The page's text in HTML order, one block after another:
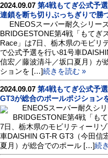
2024.09.07 第4戦もてぎ公式予
連鎖を断ち切りぶっちぎりで勝
ENEOSスーパー耐久シリー
BRIDGESTONE第4戦「もてぎ
Race」は7日、栃木県のモビリ
で公式予選を行い81号車
信宏／藤波清斗／坂口夏月）が
ションを […]続きを読む »
2024.09.07 第4戦もてぎ公式予
GT3が総合のポールポジション
ENEOSスーパー耐久シリ
BRIDGESTONE第4戦「も
7日、栃木県のモビリティーリ
車DAISHIN GT-R GT3（今田信
夏月）が総合でのポール […]続